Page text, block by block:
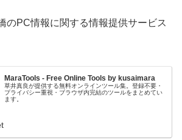
のPC情報に関する情報提供サービス
MaraTools - Free Online Tools by kusaimara
草井真良が提供する無料オンラインツール集。登録不要・
プライバシー重視・ブラウザ内完結のツールをまとめてい
ます。